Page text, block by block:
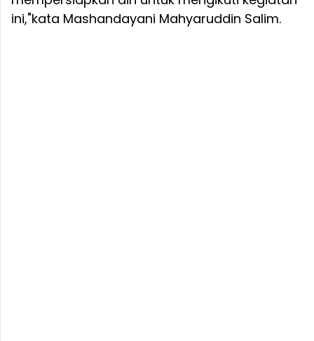
ini,"kata Mashandayani Mahyaruddin Salim.